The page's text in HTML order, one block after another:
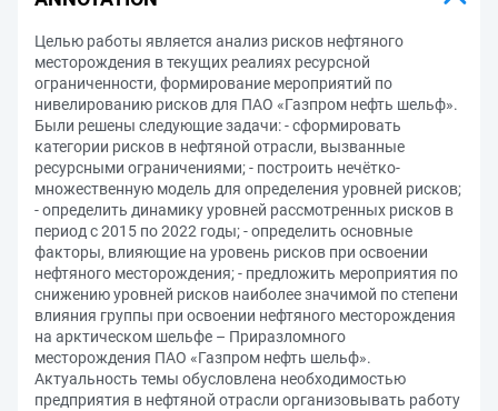
Целью работы является анализ рисков нефтяного
месторождения в текущих реалиях ресурсной
ограниченности, формирование мероприятий по
нивелированию рисков для ПАО «Газпром нефть шельф».
Были решены следующие задачи: - сформировать
категории рисков в нефтяной отрасли, вызванные
ресурсными ограничениями; - построить нечётко-
множественную модель для определения уровней рисков;
- определить динамику уровней рассмотренных рисков в
период с 2015 по 2022 годы; - определить основные
факторы, влияющие на уровень рисков при освоении
нефтяного месторождения; - предложить мероприятия по
снижению уровней рисков наиболее значимой по степени
влияния группы при освоении нефтяного месторождения
на арктическом шельфе – Приразломного
месторождения ПАО «Газпром нефть шельф».
Актуальность темы обусловлена необходимостью
предприятия в нефтяной отрасли организовывать работу